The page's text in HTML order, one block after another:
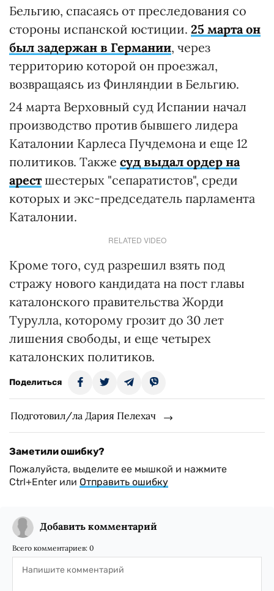
Бельгию, спасаясь от преследования со
стороны испанской юстиции. 25 марта он
был задержан в Германии, через
территорию которой он проезжал,
возвращаясь из Финляндии в Бельгию.
24 марта Верховный суд Испании начал
производство против бывшего лидера
Каталонии Карлеса Пучдемона и еще 12
политиков. Также суд выдал ордер на
арестшестерых "сепаратистов", среди
которых и экс-председатель парламента
Каталонии.
RELATED VIDEO
Кроме того, суд разрешил взять под
стражу нового кандидата на пост главы
каталонского правительства Жорди
Турулла, которому грозит до 30 лет
лишения свободы, и еще четырех
каталонских политиков.
Поделиться
Подготовил/ла Дария Пелехач
Заметили ошибку?
Пожалуйста, выделите ее мышкой и нажмите
Ctrl+Enter или Отправить ошибку
Добавить комментарий
Всего комментариев: 0